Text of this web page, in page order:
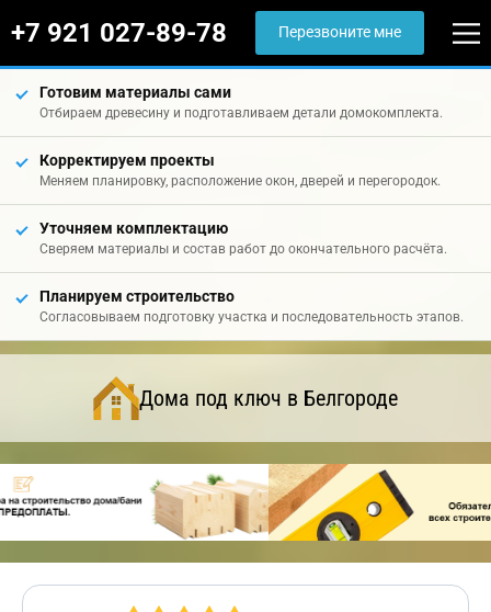
+7 921 027-89-78 Перезвоните мне
Готовим материалы сами
Отбираем древесину и подготавливаем детали домокомплекта.
Корректируем проекты
Меняем планировку, расположение окон, дверей и перегородок.
Уточняем комплектацию
Сверяем материалы и состав работ до окончательного расчёта.
Планируем строительство
Согласовываем подготовку участка и последовательность этапов.
Дома под ключ в Белгороде